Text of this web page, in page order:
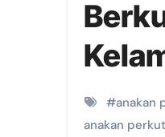
#anakan
anakan